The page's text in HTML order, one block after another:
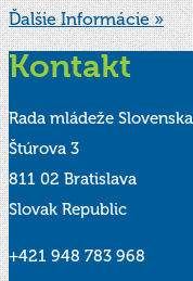
Ďalšie Informácie »
Kontakt
Rada mládeže
Štúrova 3
811 02 Bratislava
Slovak Republic
+421 948 783 968